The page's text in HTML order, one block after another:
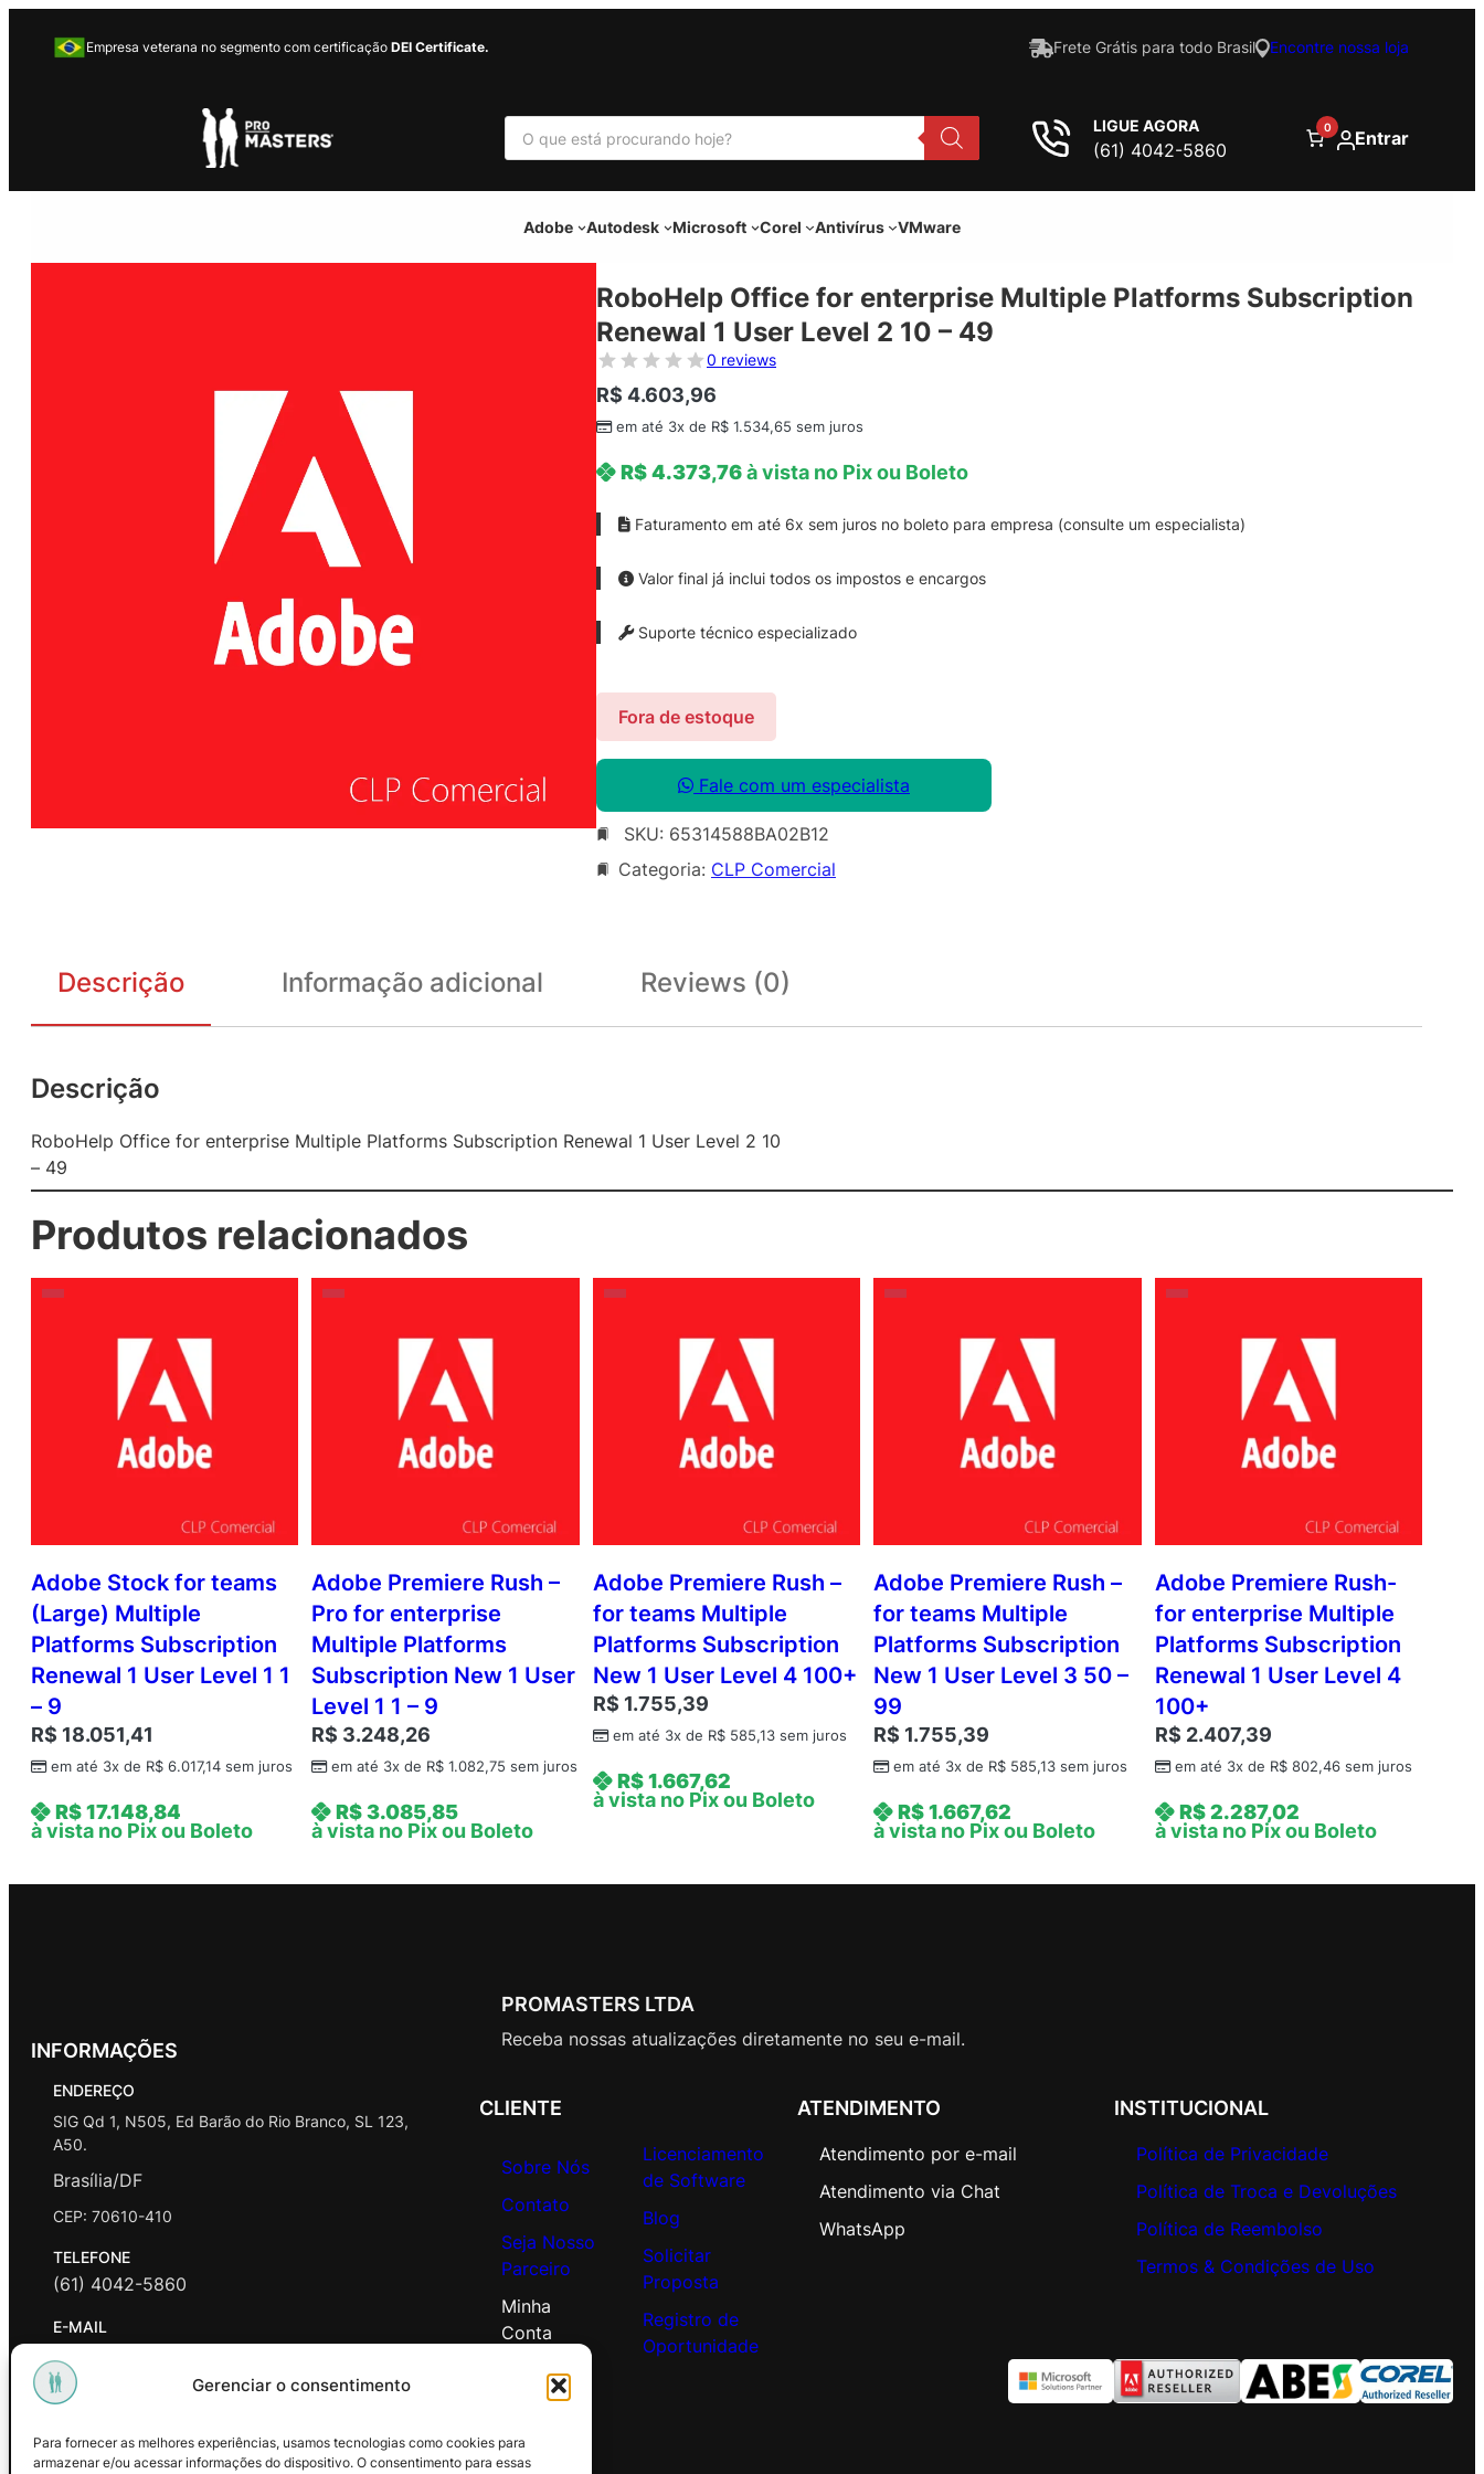
Gerenciar o consentimento
Para fornecer as melhores experiências, usamos tecnologias como cookies para
armazenar e/ou acessar informações do dispositivo. O consentimento para essas
Empresa veterana no segmento com certificação DEI Certificate. Frete Grátis para todo Brasil Encontre nossa loja
P
s
u
r
LIGUE AGORA
(61) 4042-5860
0 Entrar
Adobe Autodesk Microsoft Corel Antivírus VMware
RoboHelp Office for enterprise Multiple Platforms Subscription
Renewal 1 User Level 2 10 – 49
0 reviews
R$ 4.603,96
em até 3x de R$ 1.534,65 sem juros
R$4.373,76à vista no Pix ou Boleto
Faturamento em até 6x sem juros no boleto para empresa (consulte um especialista)
Valor final já inclui todos os impostos e encargos
Suporte técnico especializado
Fora de estoque
Fale com um especialista
SKU: 65314588BA02B12
Categoria: CLP Comercial
Descrição Informação adicional Reviews (0)
Descrição
RoboHelp Office for enterprise Multiple Platforms Subscription Renewal 1 User Level 2 10
– 49
Produtos relacionados
Adobe Stock for teams
(Large) Multiple
Platforms Subscription
Renewal 1 User Level 1 1
– 9
R$ 18.051,41
em até 3x de R$ 6.017,14 sem juros
R$17.148,84
à vista no Pix ou Boleto
Adobe Premiere Rush –
Pro for enterprise
Multiple Platforms
Subscription New 1 User
Level 1 1 – 9
R$ 3.248,26
em até 3x de R$ 1.082,75 sem juros
R$3.085,85
à vista no Pix ou Boleto
Adobe Premiere Rush –
for teams Multiple
Platforms Subscription
New 1 User Level 4 100+
R$ 1.755,39
em até 3x de R$585,13sem juros
R$1.667,62
à vista no Pix ou Boleto
Adobe Premiere Rush –
for teams Multiple
Platforms Subscription
New 1 User Level 3 50 –
99
R$ 1.755,39
em até 3x de R$ 585,13 sem juros
R$1.667,62
à vista no Pix ou Boleto
Adobe Premiere Rush-
for enterprise Multiple
Platforms Subscription
Renewal 1 User Level 4
100+
R$ 2.407,39
em até 3x de R$802,46sem juros
R$2.287,02
à vista no Pix ou Boleto
INFORMAÇÕES
ENDEREÇO
SIG Qd 1, N505, Ed Barão do Rio Branco, SL 123,
A50.
Brasília/DF
CEP: 70610-410
TELEFONE
(61) 4042-5860
E-MAIL
contato@promasters.net.br
HORÁRIO DE ATENDIMENTO
PROMASTERS LTDA
Receba nossas atualizações diretamente no seu e-mail.
CLIENTE
Sobre Nós
Contato
Seja Nosso
Parceiro
Minha
Conta
Licenciamento
de Software
Blog
Solicitar
Proposta
Registro de
Oportunidade
ATENDIMENTO
Atendimento por e-mail
Atendimento via Chat
WhatsApp
INSTITUCIONAL
Política de Privacidade
Política de Troca e Devoluções
Política de Reembolso
Termos & Condições de Uso